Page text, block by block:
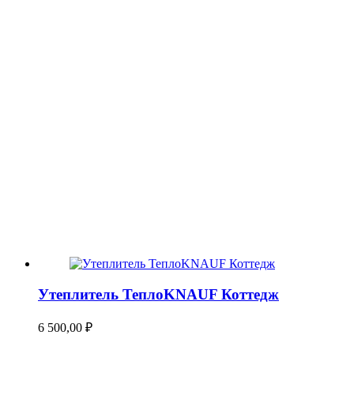
Утеплитель ТеплоKNAUF Коттедж
6 500,00 ₽